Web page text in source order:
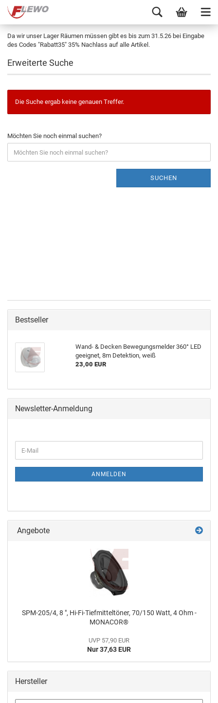
Da wir unser Lager Räumen müssen gibt es bis zum 31.5.26 bei Eingabe
des Codes "Rabatt35" 35% Nachlass auf alle Artikel.
Erweiterte Suche
Die Suche ergab keine genauen Treffer.
Möchten Sie noch einmal suchen?
SUCHEN
Bestseller
Wand- & Decken Bewegungsmelder 360° LED
geeignet, 8m Detektion, weiß
23,00 EUR
Newsletter-Anmeldung
ANMELDEN
Angebote
SPM-205/4, 8 ", Hi-Fi-Tiefmitteltöner, 70/150 Watt, 4 Ohm -
MONACOR®
UVP 57,90 EUR
Nur 37,63 EUR
Hersteller